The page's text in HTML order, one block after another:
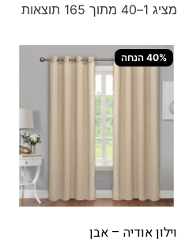
מציג 1–40 מתוך 165 תוצאות
40% הנחה
וילון אודיה – אבן